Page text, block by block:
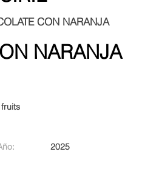
CON NARANJA
NARANJA
2025